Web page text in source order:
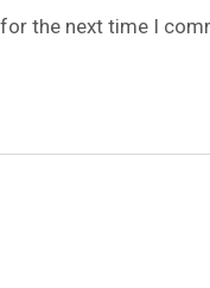
the next time I